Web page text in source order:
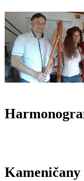
Kameničany